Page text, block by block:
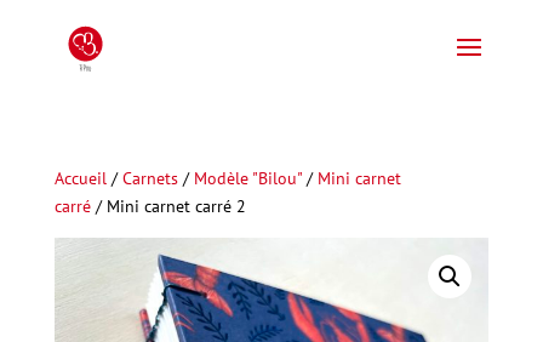
Accueil/Carnets/ Modèle "Bilou"/ Mini carnet
carré/ Mini carnet carré 2